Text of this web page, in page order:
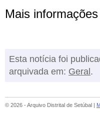
Mais
Esta notícia foi
arquivada em: Geral .
© 2026 - Arquivo Distrital de Setúbal |